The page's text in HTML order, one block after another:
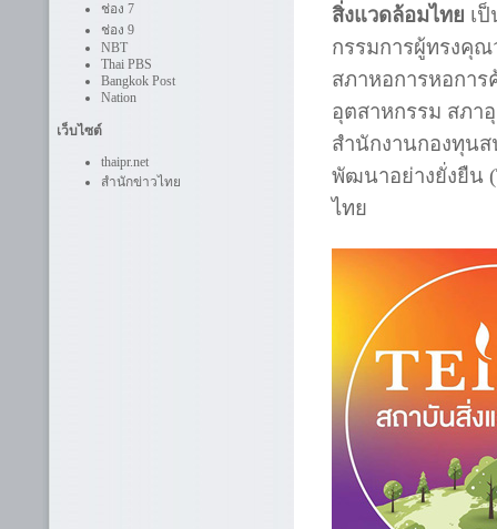
ช่อง 7
ช่อง 9
NBT
Thai PBS
Bangkok Post
Nation
เว็บไซต์
thaipr.net
สำนักข่าวไทย
สิ่งแวดล้อมไทย เ
กรรมการผู้ทรงคุ
สภาหอการหอกา
อุตสาหกรรม สภา
สำนักงานกองทุนส
พัฒนาอย่างยั่งยืน
ไทย